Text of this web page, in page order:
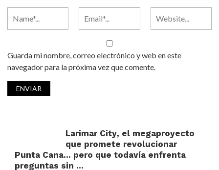
Guarda mi nombre, correo electrónico y web en este
navegador para la próxima vez que comente.
Larimar City, el megaproyecto
que promete revolucionar
Punta Cana… pero que todavía enfrenta
preguntas sin ...